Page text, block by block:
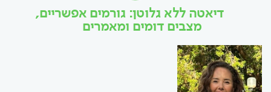
דיאטה ללא גלוטן: גורמים אפשריים,
מצבים דומים ומאמרים